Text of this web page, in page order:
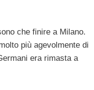
che finire a Milano.
più agevolmente di
era rimasta a